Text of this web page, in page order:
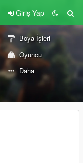
Giriş Yap
Boya İşleri
Oyuncu
Daha